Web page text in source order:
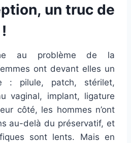
un truc de
au problème de la
ont devant elles un
: pilule, patch, stérilet,
vaginal, implant, ligature
côté, les hommes n’ont
au-delà du préservatif, et
sont lents. Mais en